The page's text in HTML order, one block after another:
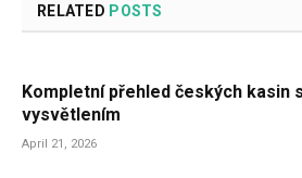
RELATED POSTS
Kompletní přehled českých kasin
vysvětlením
April 21, 2026